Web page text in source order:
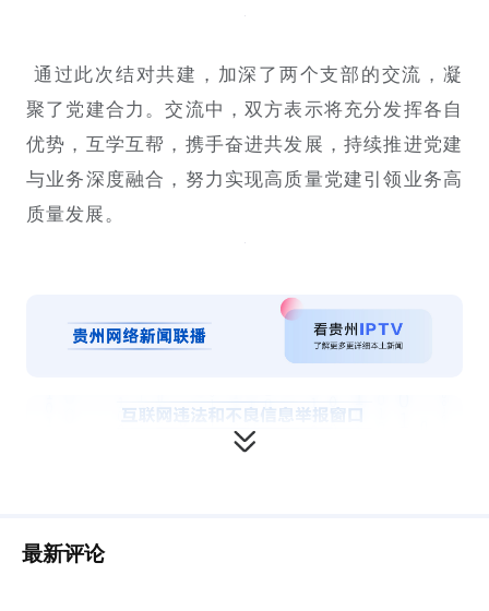
通过此次结对共建，加深了两个支部的交流，凝
聚了党建合力。交流中，双方表示将充分发挥各自
优势，互学互帮，携手奋进共发展，持续推进党建
与业务深度融合，努力实现高质量党建引领业务高
质量发展。
最新评论